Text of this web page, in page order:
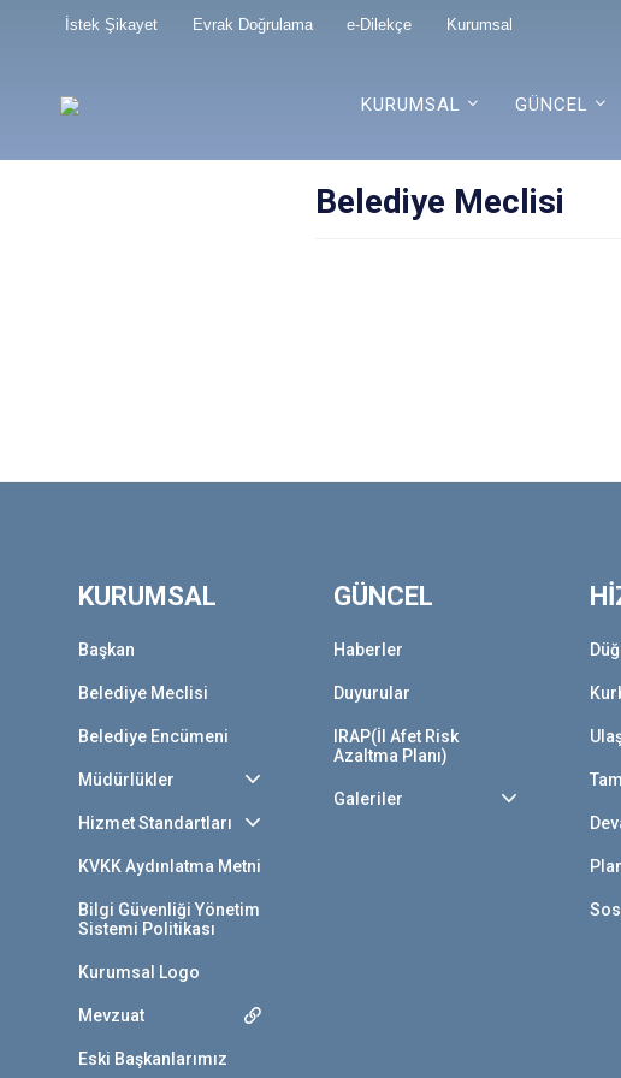
İstek Şikayet Evrak Doğrulama e-Dilekçe Kurumsal
KURUMSAL GÜNCEL
Belediye Meclisi
KURUMSAL
Başkan
Belediye Meclisi
Belediye Encümeni
Müdürlükler
Hizmet Standartları
KVKK Aydınlatma Metni
Bilgi Güvenliği Yönetim
Sistemi Politikası
Kurumsal Logo
Mevzuat
Eski Başkanlarımız
GÜNCEL
Haberler
Duyurular
IRAP(İl Afet Risk
Azaltma Planı)
Galeriler